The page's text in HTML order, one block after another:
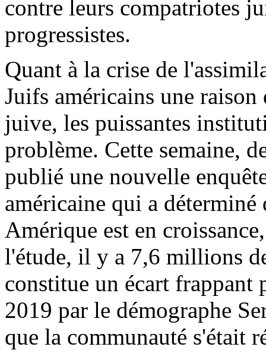
contre leurs compatriotes
progressistes.
Quant à la crise de
Juifs américains une
juive, les puissantes
problème. Cette semaine,
publié une nouvelle
américaine qui a
Amérique est en
l'étude, il y a 7,6 millions
constitue un écart frappant
2019 par le démographe
que la communauté s'était